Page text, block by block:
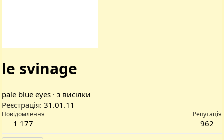
le svinage
pale blue eyes · з висілки
Реєстрація 31.01.11
Повідомлення
1 177
Репутація
962